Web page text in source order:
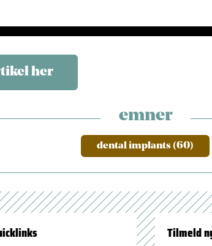
her
emner
dental implants (60)
Tilmeld